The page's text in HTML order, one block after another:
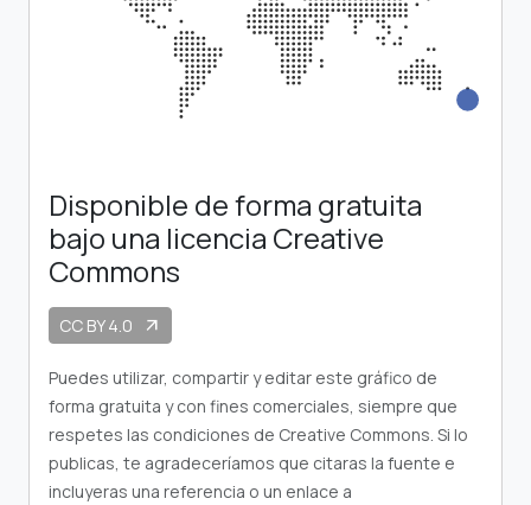
Disponible de forma gratuita
bajo una licencia Creative
Commons
CC BY 4.0 arrow_outward
Puedes utilizar, compartir y editar este gráfico de
forma gratuita y con fines comerciales, siempre que
respetes las condiciones de Creative Commons. Si lo
publicas, te agradeceríamos que citaras la fuente e
incluyeras una referencia o un enlace a